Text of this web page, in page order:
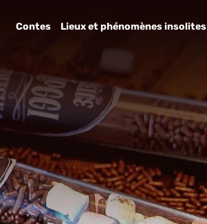
Contes Lieux et phénomènes insolites